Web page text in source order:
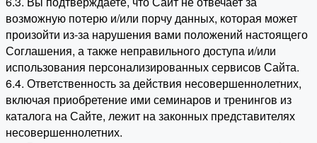
возможную потерю и/или порчу данных, которая может
произойти из-за нарушения вами положений настоящего
Соглашения, а также неправильного доступа и/или
использования персонализированных сервисов Сайта.
6.4. Ответственность за действия несовершеннолетних,
включая приобретение ими семинаров и тренингов из
каталога на Сайте, лежит на законных представителях
несовершеннолетних.